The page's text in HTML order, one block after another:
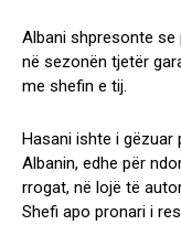
Albani shpresonte
në sezonën tjetër
me shefin e tij.
Hasani ishte i gëzuar
Albanin, edhe për
rrogat, në lojë të
Shefi apo pronari i